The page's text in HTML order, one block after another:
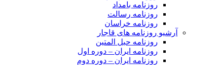
روزنامه بامداد
روزنامه رسالت
روزنامه خراسان
آرشیو روزنامه های قاجار
روزنامه حبل المتین
روزنامه ایران – دوره اول
روزنامه ایران – دوره دوم